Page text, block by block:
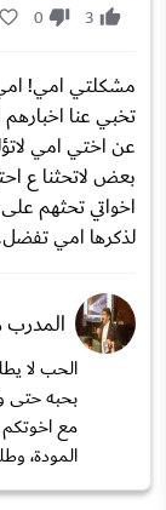
3
0
مشكلتي امي! امي
تخبي عنا اخبارهم
عن اختي امي
بعض لاتحثنا ع
اخواتي تحثهم
لذكرها امي
المدرب
الحب لا
بحبه حتى
مع
المودة،